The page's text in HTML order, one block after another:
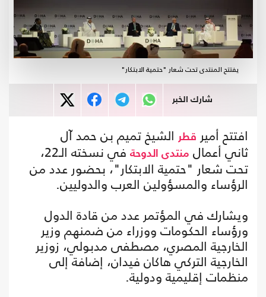
يفتتح المنتدى تحت شعار "حتمية الابتكار"
شارك الخبر
افتتح أمير قطر الشيخ تميم بن حمد آل
ثاني أعمال منتدى الدوحة
في نسخته الـ22،
تحت شعار "حتمية الابتكار"، بحضور عدد من
الرؤساء والمسؤولين العرب والدوليين.
ويشارك في المؤتمر عدد من قادة الدول
ورؤساء الحكومات ووزراء من ضمنهم وزير
الخارجية المصري، مصطفى مدبولي، زوزير
الخارجية التركي هاكان فيدان، إضافة إلى
منظمات إقليمية ودولية.